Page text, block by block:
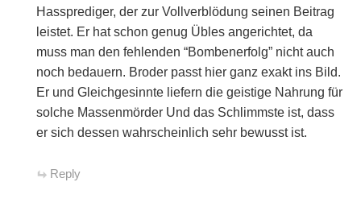
Hassprediger, der zur Vollverblödung seinen Beitrag
leistet. Er hat schon genug Übles angerichtet, da
muss man den fehlenden “Bombenerfolg” nicht auch
noch bedauern. Broder passt hier ganz exakt ins Bild.
Er und Gleichgesinnte liefern die geistige Nahrung für
solche Massenmörder Und das Schlimmste ist, dass
er sich dessen wahrscheinlich sehr bewusst ist.
Reply